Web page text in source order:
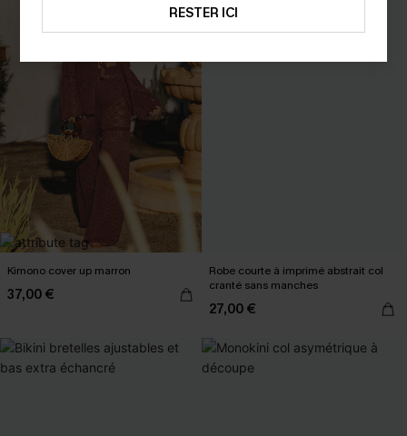
Kimono cover up marron
37,00 €
Robe courte à imprimé abstrait col
cranté sans manches
27,00 €
RESTER ICI